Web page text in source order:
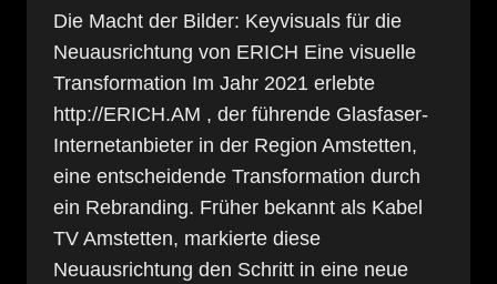
Die Macht der Bilder: Keyvisuals für die
Neuausrichtung von ERICH Eine visuelle
Transformation Im Jahr 2021 erlebte
http://ERICH.AM , der führende Glasfaser-
Internetanbieter in der Region Amstetten,
eine entscheidende Transformation durch
ein Rebranding. Früher bekannt als Kabel
TV Amstetten, markierte diese
Neuausrichtung den Schritt in eine neue